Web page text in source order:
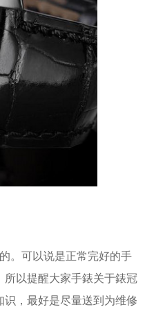
。可以说是正常完好的手
以提醒大家手錶关于錶冠
，最好是尽量送到为维修